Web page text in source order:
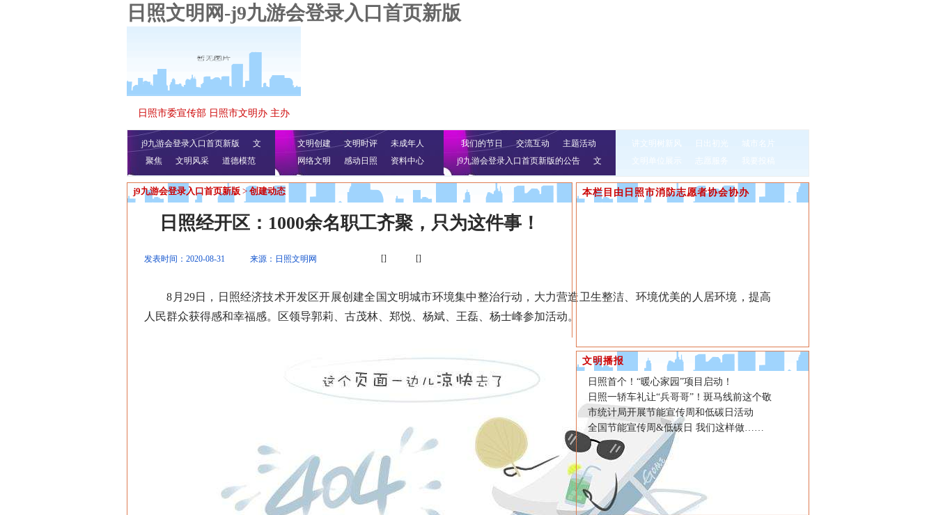
日照文明网-j9九游会登录入口首页新版
日照市委宣传部 日照市文明办 主办
j9九游会登录入口首页新版
文
明播报
公益视频
聚焦 文明风采 道德模范
文明创建 文明时评
未成年人
网络文明
感动日照 资料中心
我们的节日 交流互动
主题活动
j9九游会登录入口首页新版的公告
文
明行动
讲文明树新风 日出初光
城市名片
文明单位展示
志愿服务 我要投稿
j9九游会登录入口首页新版 > 创建动态
日照经开区：1000余名职工齐聚，只为这件事！
发表时间：2020-08-31 来源：日照文明网 [] []
8月29日，日照经济技术开发区开展创建全国文明城市环境集中整治行动，大力营造卫生整洁、环境优美的人居环境，提高
人民群众获得感和幸福感。区领导郭莉、古茂林、郑悦、杨斌、王磊、杨士峰参加活动。
本栏目由日照市消防志愿者协会协办
文明播报
日照首个！“暖心家园”项目启动！
日照一轿车礼让“兵哥哥”！斑马线前这个敬
市统计局开展节能宣传周和低碳日活动
全国节能宣传周&低碳日 我们这样做……